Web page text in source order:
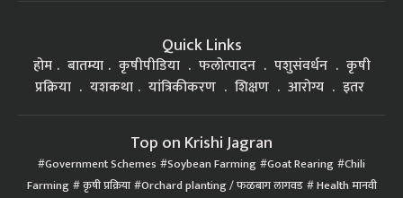
Quick Links
होम बातम्या कृषीपीडिया फलोत्पादन पशुसंवर्धन
कृषी
प्रक्रिया
यशकथा यांत्रिकीकरण शिक्षण आरोग्य इतर
Top on Krishi Jagran
Government Schemes Soybean Farming Goat Rearing Chili
Farming कृषी प्रक्रिया Orchard planting / फळबाग लागवड Health मानवी